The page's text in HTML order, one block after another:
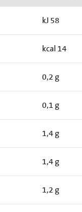
kJ 58
kcal 14
0,2 g
0,1 g
1,4 g
1,4 g
1,2 g